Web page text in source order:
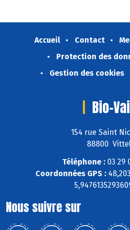
Accueil Contact
Protection des
Gestion des cookies
Bio-
154 rue Saint
88800
Téléphone :03 29
Coordonnées GPS :
Nous suivre sur